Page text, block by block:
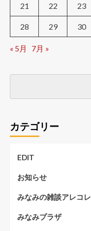
21 22 23
28 29 30
« 5月 7月 »
カテゴリー
EDIT
お知らせ
みなみの雑談アレコレ
みなみプラザ